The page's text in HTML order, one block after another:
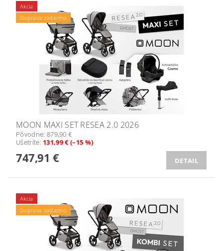
Akcia
Doprava zadarmo
MOON MAXI SET RESEA 2.0 2026
Pôvodne: 879,90 €
Ušetríte: 131,99 € (–15 %)
747,91 € DETAIL
Akcia
Doprava zadarmo